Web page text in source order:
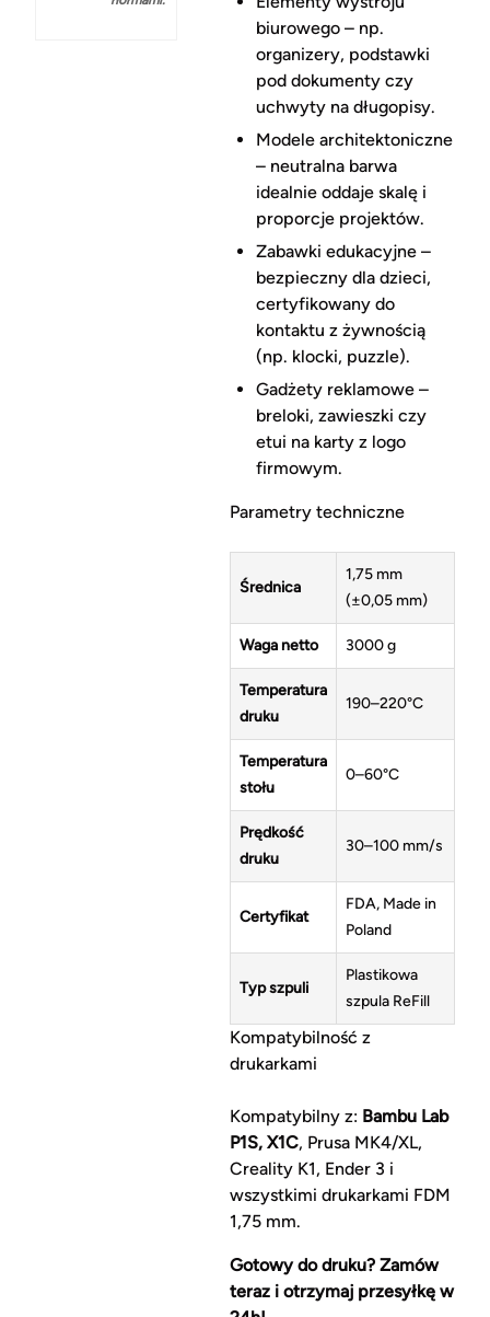
biurowego – np.
organizery, podstawki
pod dokumenty czy
uchwyty na długopisy.
Modele architektoniczne
– neutralna barwa
idealnie oddaje skalę i
proporcje projektów.
Zabawki edukacyjne –
bezpieczny dla dzieci,
certyfikowany do
kontaktu z żywnością
(np. klocki, puzzle).
Gadżety reklamowe –
breloki, zawieszki czy
etui na karty z logo
firmowym.
Parametry techniczne
Średnica
1,75 mm
(±0,05 mm)
Waga netto 3000 g
Temperatura
druku
190–220°C
Temperatura
stołu
0–60°C
Prędkość
druku
30–100 mm/s
Certyfikat
FDA, Made in
Poland
Typ szpuli
Plastikowa
szpula ReFill
Kompatybilność z
drukarkami
Kompatybilny z: Bambu Lab
P1S, X1C, Prusa MK4/XL,
Creality K1, Ender 3 i
wszystkimi drukarkami FDM
1,75 mm.
Gotowy do druku? Zamów
teraz i otrzymaj przesyłkę w